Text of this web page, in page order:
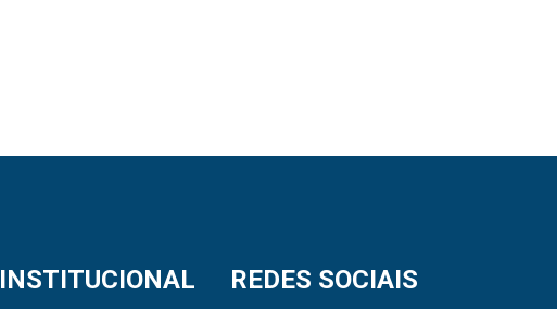
INSTITUCIONAL REDES SOCIAIS